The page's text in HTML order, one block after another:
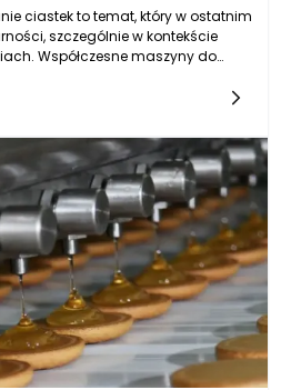
ciastek to temat, który w ostatnim
szczególnie w kontekście
Współczesne maszyny do
nadziewanie staje się nie
może znacząco poprawić jakość
produkcji. Odpowiedź na to pytanie
takich jak rodzaj ciasta,
technika nadziewania.